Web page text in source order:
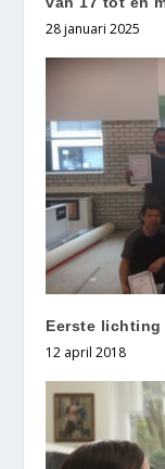
28 januari 2025
Eerste
12 april 2018